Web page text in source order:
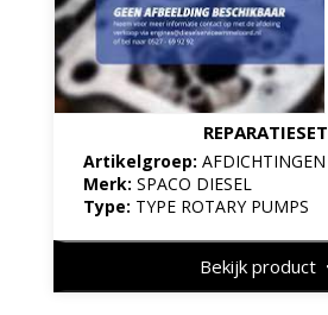
REPARATIESET
Artikelgroep: AFDICHTINGEN
Merk: SPACO DIESEL
Type: TYPE ROTARY PUMPS
Bekijk product